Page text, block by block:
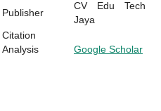
Publisher
CV Edu Tech
Jaya
Citation
Analysis
Google Scholar